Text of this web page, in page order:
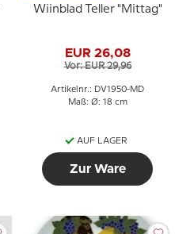
Wiinblad Teller "Mittag"
EUR 26,08
Vor: EUR 29,96
Artikelnr.: DV1950-MD
Maß: Ø: 18 cm
AUF LAGER
Zur Ware